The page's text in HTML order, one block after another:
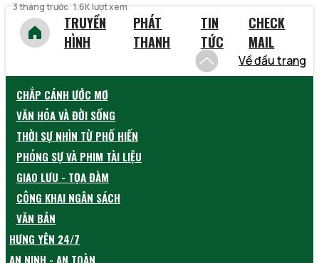
3 tháng trước 1.6K lượt xem
TRUYỀN
HÌNH
PHÁT
THANH
TIN
TỨC
CHECK
MAIL
Về đầu trang
CHẮP CÁNH ƯỚC MƠ
VĂN HÓA VÀ ĐỜI SỐNG
THỜI SỰ NHÌN TỪ PHỐ HIẾN
PHÓNG SỰ VÀ PHIM TÀI LIỆU
GIAO LƯU - TỌA ĐÀM
CÔNG KHAI NGÂN SÁCH
VĂN BẢN
HƯNG YÊN 24/7
AN NINH - AN TOÀN